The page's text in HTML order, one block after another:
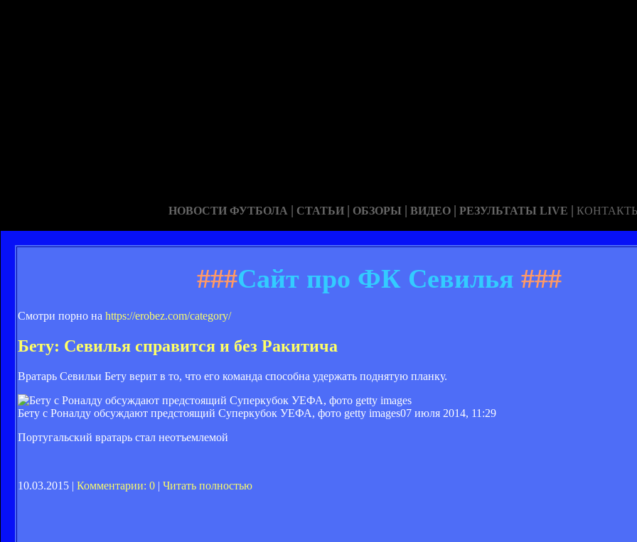
НОВОСТИ ФУТБОЛА | СТАТЬИ | ОБЗОРЫ | ВИДЕО | РЕЗУЛЬТАТЫ LIVE |
###Сайт про ФК Севилья ###
Смотри порно на https://erobez.com/category/
Бету: Севилья справится и без Ракитича
Вратарь Севильи Бету верит в то, что его команда способна удержать поднятую планку.
Бету с Роналду обсуждают предстоящий Суперкубок УЕФА, фото getty images07 июля 2014, 11:29
Португальский вратарь стал неотъемлемой
10.03.2015 | Комментарии: 0 | Читать полностью